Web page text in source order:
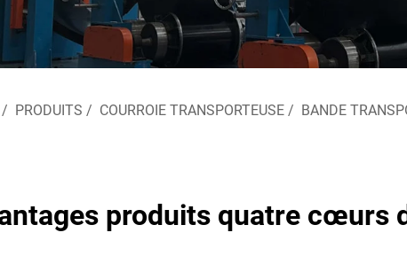
/ PRODUITS / COURROIE TRANSPORTEUSE / BANDE
produits quatre cœurs